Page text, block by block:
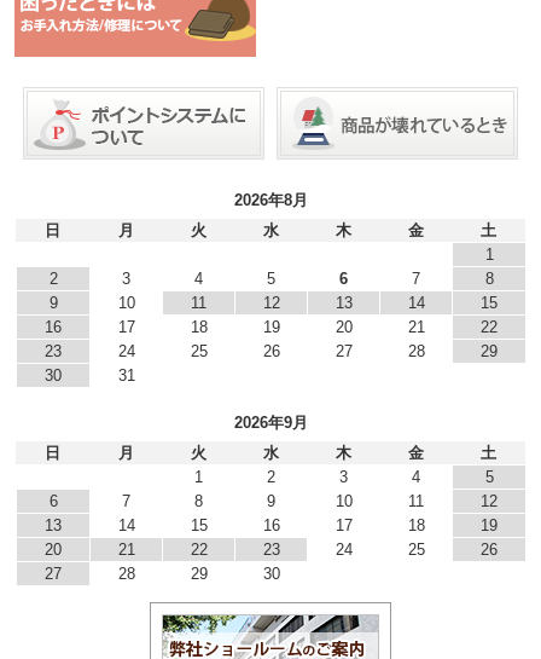
2026年8月
日
月 火 水 木 金
土
1
2
3 4 5 6 7
8
9
10 11 12 13 14
15
16
17 18 19 20 21
22
23
24 25 26 27 28
29
30
31
2026年9月
日
月 火 水 木 金
土
1
2 3 4
5
6
7 8 9 10 11
12
13
14 15 16 17 18
19
20
21 22 23 24 25
26
27
28 29 30